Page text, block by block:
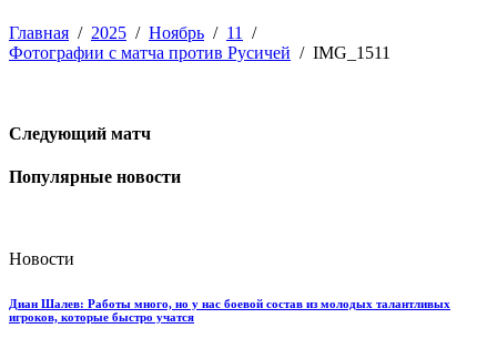
Главная 2025 Ноябрь
11
Фотографии с матча против Русичей
IMG_1511
Следующий матч
Популярные новости
Новости
Диан Шалев: Работы много, но у нас боевой состав из молодых талантливых
игроков, которые быстро учатся